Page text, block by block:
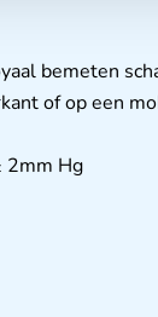
bemeten
of op een
2mm Hg